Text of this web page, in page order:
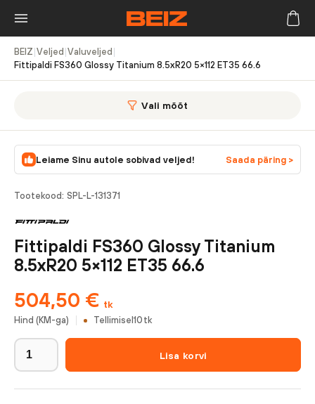
BEIZ Veljed Valuveljed
Fittipaldi FS360 Glossy Titanium 8.5xR20 5×112 ET35 66.6
Vali mõõt
Tootekood: SPL-L-131371
Fittipaldi FS360 Glossy Titanium
8.5xR20 5×112 ET35 66.6
504,50 € tk
Hind (KM-ga) Tellimisel 10 tk
Lisa korvi
Leiame Sinu autole sobivad veljed! Saada päring >